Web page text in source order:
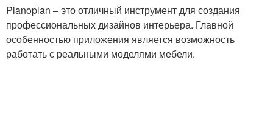
Planoplan – это отличный инструмент для создания
профессиональных дизайнов интерьера. Главной
особенностью приложения является возможность
работать с реальными моделями мебели.